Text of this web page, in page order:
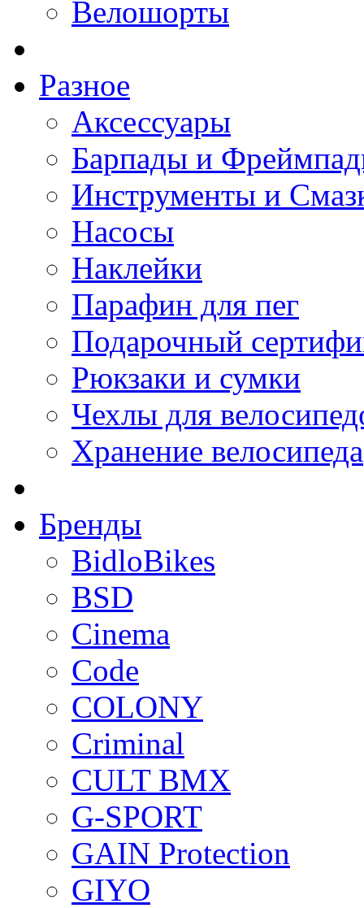
Велошорты
Разное
Аксессуары
Барпады и
Инструменты и
Насосы
Наклейки
Парафин для пег
Подарочный
Рюкзаки и сумки
Чехлы для
Хранение велосипеда
Бренды
BidloBikes
BSD
Cinema
Code
COLONY
Criminal
CULT BMX
G-SPORT
GAIN Protection
GIYO